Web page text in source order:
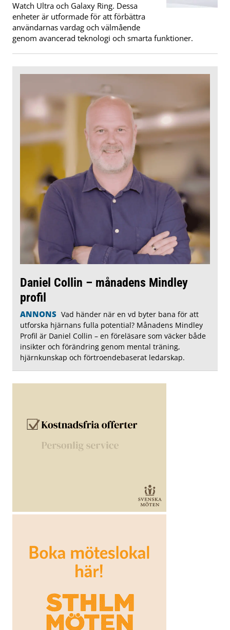
Watch Ultra och Galaxy Ring. Dessa
enheter är utformade för att förbättra
användarnas vardag och välmående
genom avancerad teknologi och smarta funktioner.
Daniel Collin – månadens Mindley
profil
ANNONS Vad händer när en vd byter bana för att
utforska hjärnans fulla potential? Månadens Mindley
Profil är Daniel Collin – en föreläsare som väcker både
insikter och förändring genom mental träning,
hjärnkunskap och förtroendebaserat ledarskap.